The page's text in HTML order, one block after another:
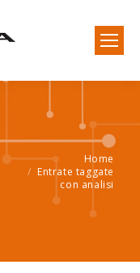
Tu sei qui:
Home
Entrate taggate
con analisi